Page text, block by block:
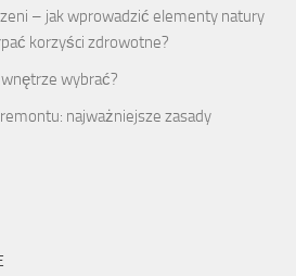
– jak wprowadzić elementy natury
korzyści zdrowotne?
wybrać?
najważniejsze zasady